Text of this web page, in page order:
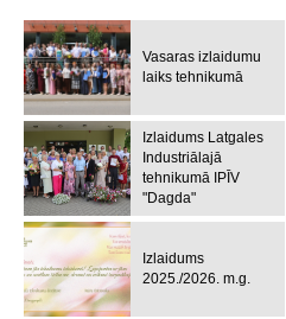
Vasaras izlaidumu
laiks tehnikumā
Izlaidums Latgales
Industriālajā
tehnikumā IPĪV
"Dagda"
Izlaidums
2025./2026. m.g.